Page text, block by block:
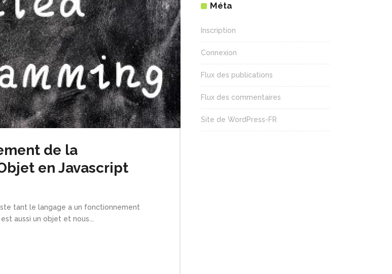
de la
en Javascript
tant le langage a un fonctionnement
aussi un objet et nous...
Méta
Inscription
Connexion
Flux des publications
Flux des commentaires
Site de WordPress-FR